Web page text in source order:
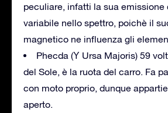
peculiare, infatti la sua emissione
variabile nello spettro, poichè il
magnetico ne influenza gli
Phecda (Υ Ursa Majoris) 59
del Sole, è la ruota del carro. Fa
con moto proprio, dunque
aperto.